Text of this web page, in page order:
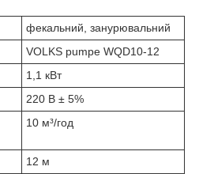
фекальний, занурювальний
VOLKS pumpe WQD10-12
1,1 кВт
220 В ± 5%
10 м³/год
12 м